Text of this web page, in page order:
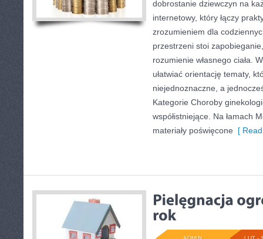
dobrostanie dziewczyn na
internetowy, który łączy
zrozumieniem dla
przestrzeni stoi
rozumienie własnego ciała.
ułatwiać orientację tematy,
niejednoznaczne, a
Kategorie Choroby
współistniejące. Na łamach
materiały poświęcone [